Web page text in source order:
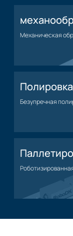
Механическая
Применение
Полировка
Безупречная
Применение